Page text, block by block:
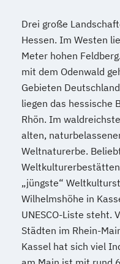
Drei große
Hessen. Im Westen
Meter hohen
mit dem Odenwald
Gebieten
liegen das hessische
Rhön. Im
alten,
Weltnaturerbe.
Weltkulturerbestätten
„jüngste“
Wilhelmshöhe in
UNESCO-Liste steht.
Städten im Rhein-
Kassel hat sich viel